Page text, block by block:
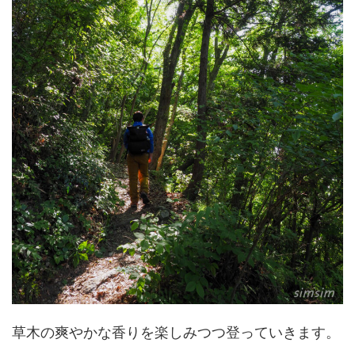
草木の爽やかな香りを楽しみつつ登っていきます。